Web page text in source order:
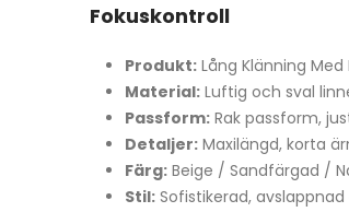
Fokuskontroll
Produkt: Lång Klänning Med
Material: Luftig och sval
Passform: Rak passform,
Detaljer: Maxilängd, korta
Färg: Beige / Sandfärgad /
Stil: Sofistikerad,